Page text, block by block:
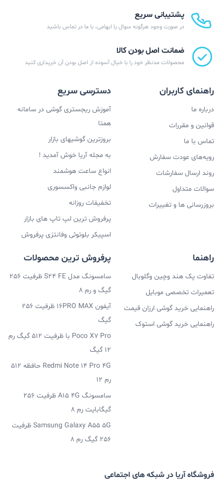
پشتیبانی سریع
در صورت وجود هرگونه سوال یا ابهامی، با ما در تماس باشید
ضمانت اصل بودن کالا
محصولات مدنظر خود را با خیال آسوده از اصل بودن آن خریداری کنید
راهنمای کاربران
درباره ما
قوانین و مقررات
تماس با ما
رویه‌های عودت سفارش
روند ارسال سفارشات
سوالات متداول
بروزرسانی ها و تغییرات
دسترسی سریع
آموزش ریجستری گوشی در سامانه
همتا
بروزترین گوشیهای بازار
به مجله آریا خوش آمدید !
انواع ساعت هوشمند
لوازم جانبی واکسسوری
تخفیفات روزانه
پرفروش ترین لپ تاپ های بازار
اسپیکر بلوتوثی وفانتزی پرفروش
راهنما
تفاوت پک هند وچین وگلوبال
تعمیرات تخصصی موبایل
راهنمایی خرید گوشی ارزان قیمت
راهنمایی خرید گوشی استوک
پرفروش ترین محصولات
سامسونگ مدل S24 FE ظرفیت 256
گیگ و رم 8
آیفون 16PRO MAX ظرفیت 256
گیگ
Poco X7 Pro با ظرفیت 512 گیگ رم
12 گیگ
Redmi Note 14 Pro 4G حافظه 512
رم 12
سامسونگ A15 4G ظرفیت 256
گیگابایت رم 8
Samsung Galaxy A55 5G ظرفیت
256 گیگ رم 8
فروشگاه آریا در شبکه های اجتماعی